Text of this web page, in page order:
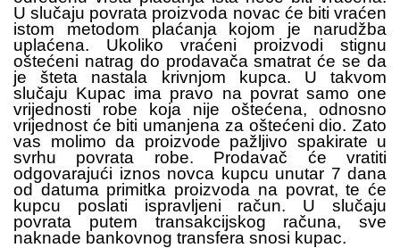
U slučaju povrata proizvoda novac će biti vraćen
istom metodom plaćanja kojom je narudžba
uplaćena. Ukoliko vraćeni proizvodi stignu
oštećeni natrag do prodavača smatrat će se da
je šteta nastala krivnjom kupca. U takvom
slučaju Kupac ima pravo na povrat samo one
vrijednosti robe koja nije oštećena, odnosno
vrijednost će biti umanjena za oštećeni dio. Zato
vas molimo da proizvode pažljivo spakirate u
svrhu povrata robe. Prodavač će vratiti
odgovarajući iznos novca kupcu unutar 7 dana
od datuma primitka proizvoda na povrat, te će
kupcu poslati ispravljeni račun. U slučaju
povrata putem transakcijskog računa, sve
naknade bankovnog transfera snosi kupac.